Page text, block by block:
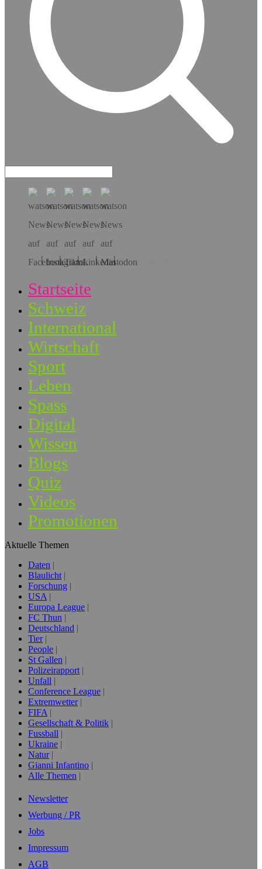
Hol dir die App!
Startseite
Schweiz
International
Wirtschaft
Sport
Leben
Spass
Digital
Wissen
Blogs
Quiz
Videos
Promotionen
Aktuelle Themen
Daten
Blaulicht
Forschung
USA
Europa League
FC Thun
Deutschland
Tier
People
St Gallen
Polizeirapport
Unfall
Conference League
Extremwetter
FIFA
Gesellschaft & Politik
Fussball
Ukraine
Natur
Gianni Infantino
Alle Themen
Newsletter
Werbung / PR
Jobs
Impressum
AGB